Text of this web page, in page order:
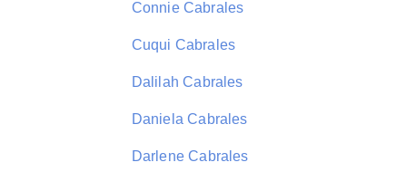
Connie Cabrales
Cuqui Cabrales
Dalilah Cabrales
Daniela Cabrales
Darlene Cabrales